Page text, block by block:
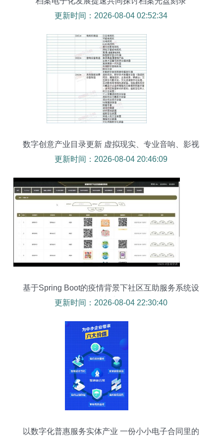
更新时间：2026-08-04 02:52:34
数字创意产业目录更新 虚拟现实、专业音响、影视
制作等全面纳入
更新时间：2026-08-04 20:46:09
基于Spring Boot的疫情背景下社区互助服务系统设
计与实现
更新时间：2026-08-04 22:30:40
以数字化普惠服务实体产业 一份小小电子合同里的